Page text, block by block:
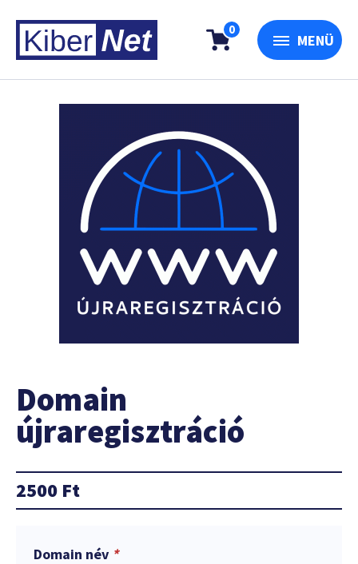
0
MENÜ
Domain
újraregisztráció
2500 Ft
Domain név *